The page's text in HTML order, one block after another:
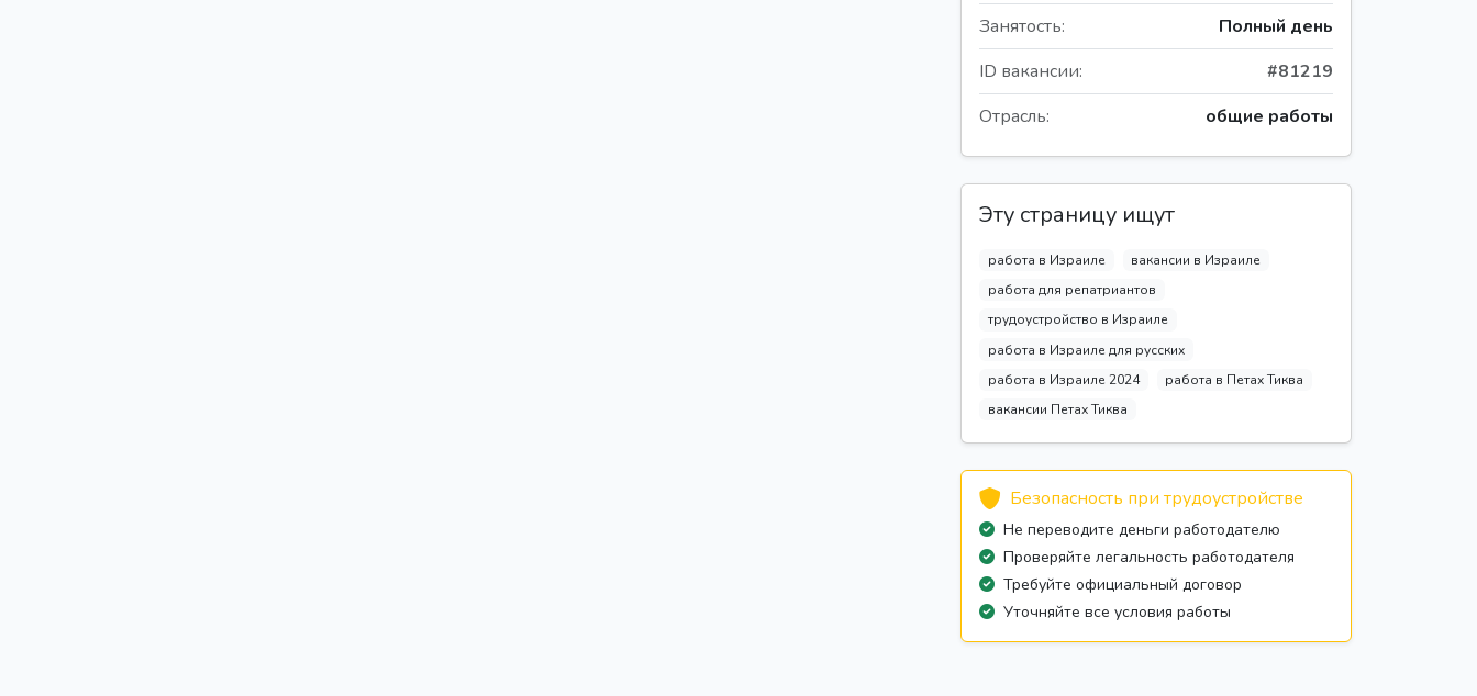
Занятость:
Полный день
ID вакансии:
#81219
Отрасль:
общие работы
Эту страницу ищут
работа в Израиле
вакансии в Израиле
работа для репатриантов
трудоустройство в Израиле
работа в Израиле для русских
работа в Израиле 2024
работа в Петах Тиква
вакансии Петах Тиква
Безопасность при трудоустройстве
Не переводите деньги работодателю
Проверяйте легальность работодателя
Требуйте официальный договор
Уточняйте все условия работы